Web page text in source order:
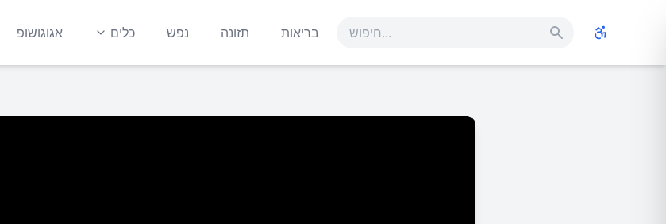
בריאות תזונה נפש כלים אגוגושופ